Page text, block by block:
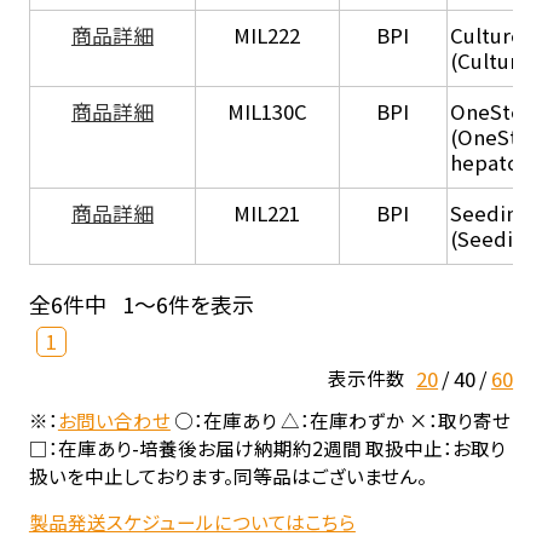
商品詳細
MIL222 BPI
Culture
(Culture
商品詳細
MIL130C BPI
商品詳細
MIL221 BPI
Seeding
全6件中 1～6件を表示
1
表示件数 20 40 60
※：お問い合わせ○：在庫あり △：在庫わずか ×：取り寄せ
□：在庫あり-培養後お届け納期約2週間 取扱中止：お取り
扱いを中止しております。同等品はございません。
製品発送スケジュールについてはこちら